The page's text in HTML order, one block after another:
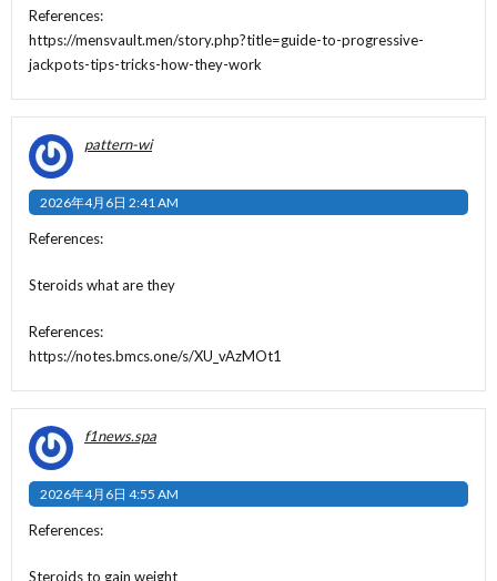
References:
https://mensvault.men/story.php?title=guide-to-progressive-
jackpots-tips-tricks-how-they-work
pattern-wi
2026年4月6日 2:41 AM
References:
Steroids what are they
References:
https://notes.bmcs.one/s/XU_vAzMOt1
f1news.spa
2026年4月6日 4:55 AM
References:
Steroids to gain weight